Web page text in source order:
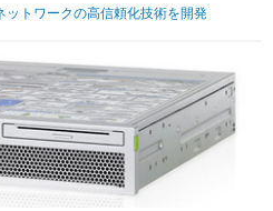
その他
トワークの高信頼化技術を開発